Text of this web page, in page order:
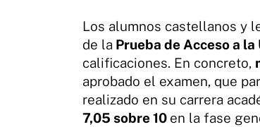
Los alumnos castellanos y
de la Prueba de Acceso a
calificaciones. En concreto,
aprobado el examen, que
realizado en su carrera
7,05 sobre 10 en la fase